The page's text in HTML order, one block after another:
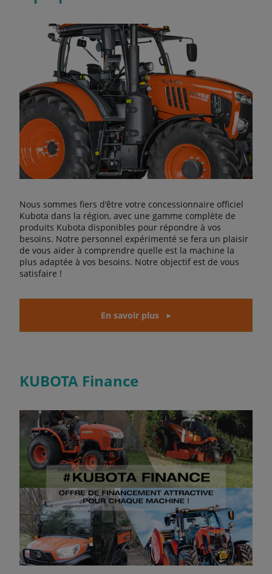
Nous sommes fiers d'être votre concessionnaire officiel
Kubota dans la région, avec une gamme complète de
produits Kubota disponibles pour répondre à vos
besoins. Notre personnel expérimenté se fera un plaisir
de vous aider à comprendre quelle est la machine la
plus adaptée à vos besoins. Notre objectif est de vous
satisfaire !
En savoir plus
KUBOTA Finance